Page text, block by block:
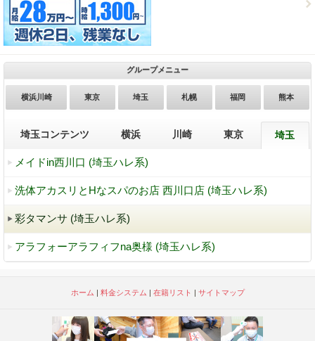
グループメニュー
横浜川崎 東京 埼玉 札幌 福岡 熊本
埼玉コンテンツ 横浜 川崎 東京 埼玉
メイドin西川口 (埼玉ハレ系)
洗体アカスリとHなスパのお店 西川口店 (埼玉ハレ系)
彩タマンサ (埼玉ハレ系)
アラフォーアラフィフna奥様 (埼玉ハレ系)
ホーム 料金システム 在籍リスト サイトマップ